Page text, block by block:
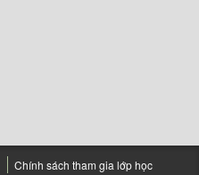
Chính sách tham gia lớp học